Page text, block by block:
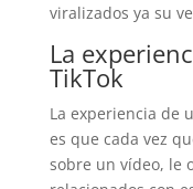
viralizados ya su
La
TikTok
La experiencia de
es que cada vez
sobre un vídeo, le